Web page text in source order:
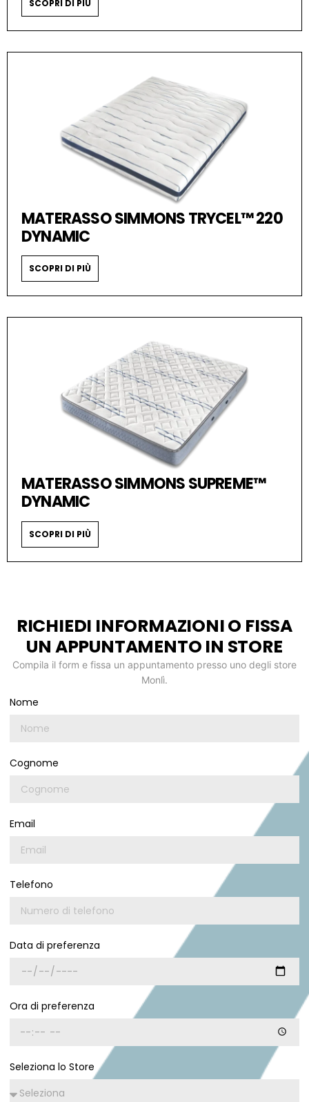
SCOPRI DI PIÙ
MATERASSO SIMMONS TRYCEL™ 220
DYNAMIC
SCOPRI DI PIÙ
MATERASSO SIMMONS SUPREME™
DYNAMIC
SCOPRI DI PIÙ
RICHIEDI INFORMAZIONI O FISSA
UN APPUNTAMENTO IN STORE
Compila il form e fissa un appuntamento presso uno degli store
Monlì.
Nome
Cognome
Email
Telefono
Data di preferenza
Ora di preferenza
Seleziona lo Store